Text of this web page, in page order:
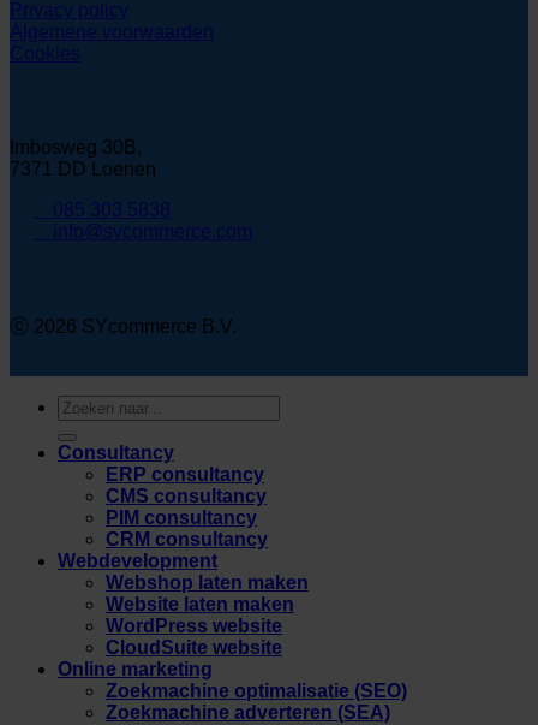
Privacy policy
Algemene voorwaarden
Cookies
Imbosweg 30B,
7371 DD Loenen
085 303 5838
info@sycommerce.com
ⓒ 2026 SYcommerce B.V.
Zoeken
naar:
Consultancy
ERP consultancy
CMS consultancy
PIM consultancy
CRM consultancy
Webdevelopment
Webshop laten maken
Website laten maken
WordPress website
CloudSuite website
Online marketing
Zoekmachine optimalisatie (SEO)
Zoekmachine adverteren (SEA)